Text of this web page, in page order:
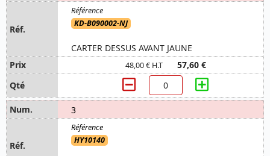
KD-B090002-NJ
CARTER DESSUS AVANT JAUNE
48,00 € H.T 57,60 €
3
HY10140